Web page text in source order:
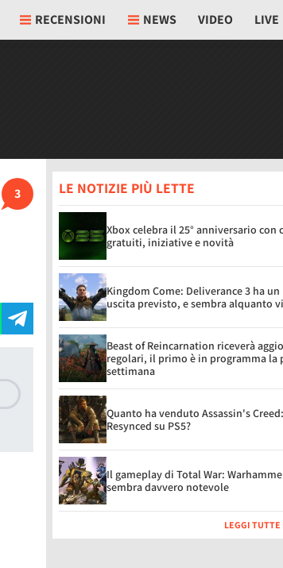
RECENSIONI NEWS VIDEO LIVE
3 LE NOTIZIE PIÙ LETTE
Xbox celebra il 25° anniversario con
gratuiti, iniziative e novità
Kingdom Come: Deliverance 3 ha
uscita previsto, e sembra alquanto
Beast of Reincarnation riceverà
regolari, il primo è in programma la
settimana
Quanto ha venduto Assassin's
Resynced su PS5?
Il gameplay di Total War:
sembra davvero notevole
LEGGI TUTTE